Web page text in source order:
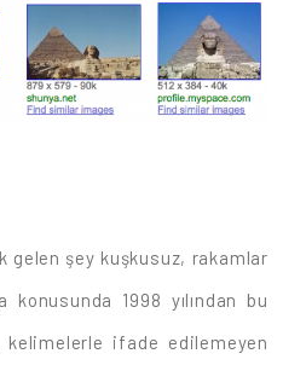
gelen şey kuşkusuz, rakamlar
1998 yılından bu
ifade edilemeyen